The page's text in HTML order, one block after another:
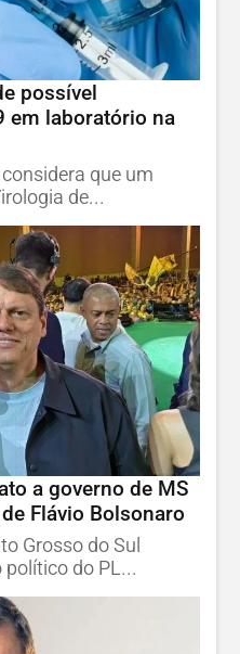
possível
em laboratório na
que um
de...
a governo de MS
Flávio Bolsonaro
Grosso do Sul
do PL...